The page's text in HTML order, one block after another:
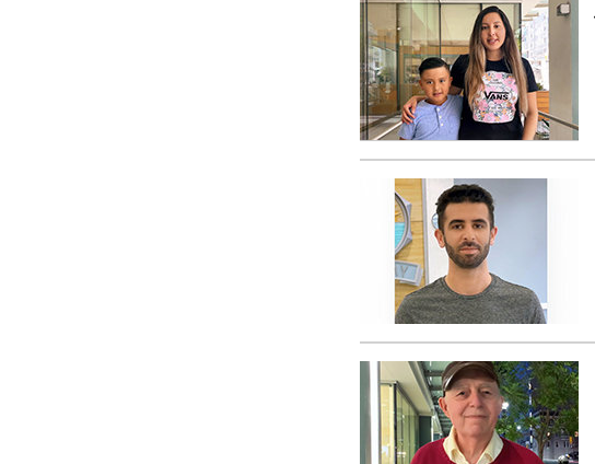
Wat is Grootheid?